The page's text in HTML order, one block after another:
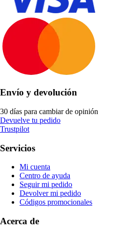
Envío y devolución
30 días para cambiar de opinión
Devuelve tu pedido
Trustpilot
Servicios
Mi cuenta
Centro de ayuda
Seguir mi pedido
Devolver mi pedido
Códigos promocionales
Acerca de